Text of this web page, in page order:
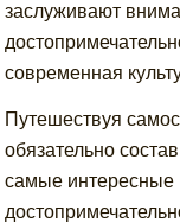
заслуживают
современная
Путешествуя
обязательно
самые интересные